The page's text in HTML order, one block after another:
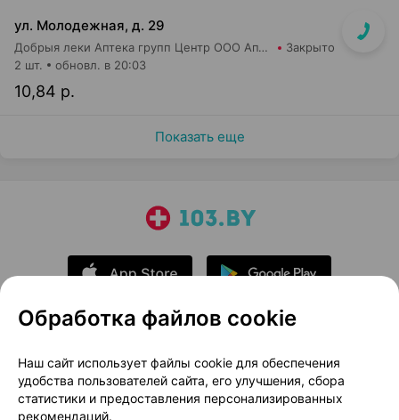
ул. Молодежная, д. 29
Добрыя леки Аптека групп Центр ООО Аптека №59 Закрыто
10,84 р.
2 шт. обновл. в 20:03
Показать еще
О проекте
Новости проекта
Размещение рекламы
Медицинский маркетинг
Публичный договор
Доставка
Обработка файлов cookie
Наш сайт использует файлы cookie для обеспечения
удобства пользователей сайта, его улучшения, сбора
статистики и предоставления персонализированных
рекомендаций.